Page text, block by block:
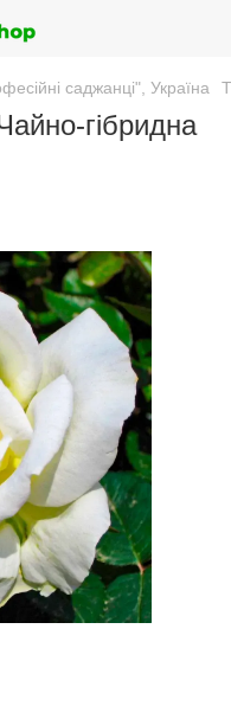
саджанці", Україна
гібридна